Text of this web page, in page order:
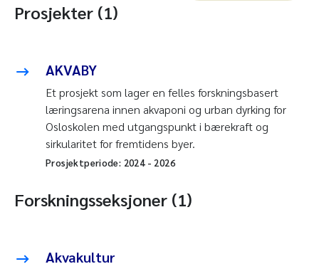
Prosjekter (1)
AKVABY
Et prosjekt som lager en felles forskningsbasert
læringsarena innen akvaponi og urban dyrking for
Osloskolen med utgangspunkt i bærekraft og
sirkularitet for fremtidens byer.
Prosjektperiode: 2024- 2026
Forskningsseksjoner (1)
Akvakultur